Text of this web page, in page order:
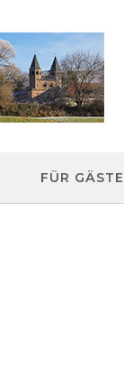
FÜR GÄSTE